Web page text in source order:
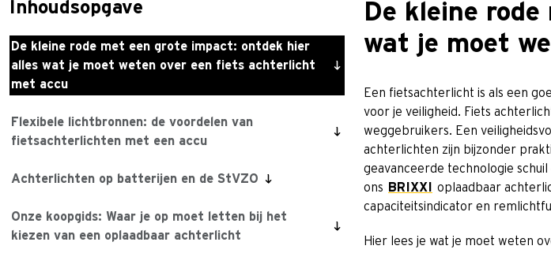
Inhoudsopgave
De kleine rode met een grote impact: ontdek hier
alles wat je moet weten over een fiets achterlicht
met accu
Flexibele lichtbronnen: de voordelen van
fietsachterlichten met een accu
Achterlichten op batterijen en de StVZO
Onze koopgids: Waar je op moet letten bij het
kiezen van een oplaadbaar achterlicht
De kleine
wat je moet
Een fietsachterlicht is als een
voor je veiligheid. Fiets
weggebruikers. Een
achterlichten zijn bijzonder
geavanceerde technologie
ons
BRIXXI
oplaadbaar
capaciteitsindicator en
Hier lees je wat je moet weten